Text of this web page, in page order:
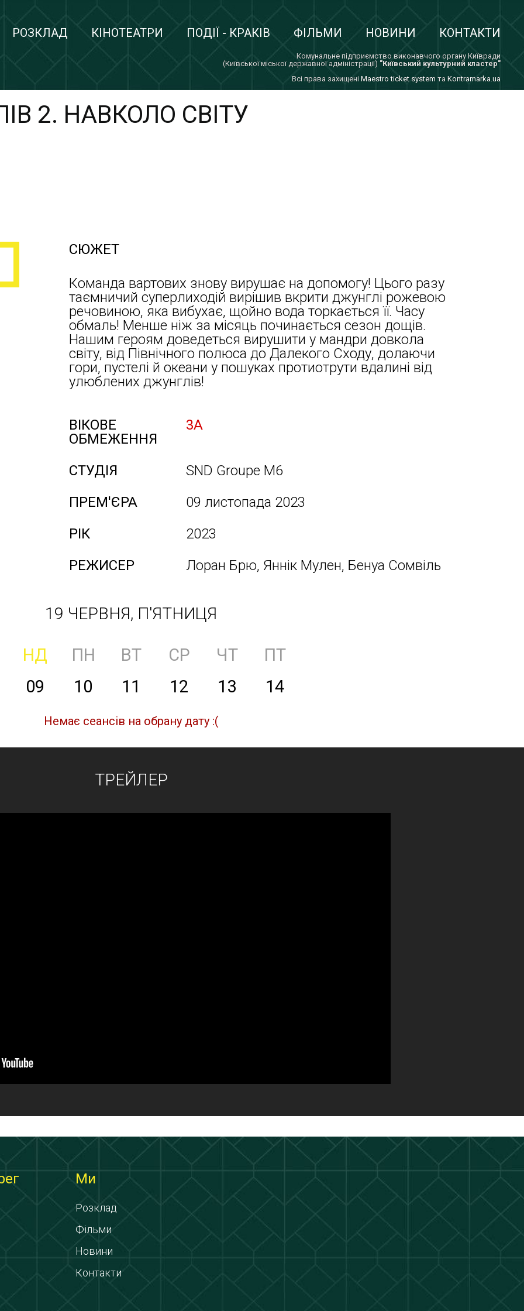
РОЗКЛАД КІНОТЕАТРИ ПОДІЇ - КРАКІВ ФІЛЬМИ НОВИНИ КОНТАКТИ
Комунальне підприємство виконавчого органу Київради
(Київської міської державної адміністрації) "Київський культурний кластер"
Всi права захищенi Maestro ticket system та Kontramarka.ua
2. НАВКОЛО СВІТУ
СЮЖЕТ
Команда вартових знову вирушає на допомогу! Цього разу
таємничий суперлиходій вирішив вкрити джунглі рожевою
речовиною, яка вибухає, щойно вода торкається її. Часу
обмаль! Менше ніж за місяць починається сезон дощів.
Нашим героям доведеться вирушити у мандри довкола
світу, від Північного полюса до Далекого Сходу, долаючи
гори, пустелі й океани у пошуках протиотрути вдалині від
улюблених джунглів!
ВІКОВЕ
ОБМЕЖЕННЯ
3А
СТУДІЯ
SND Groupe M6
ПРЕМ'ЄРА
09 листопада 2023
РІК
2023
РЕЖИСЕР
Лоран Брю, Яннік Мулен, Бенуа Сомвіль
19 ЧЕРВНЯ, П'ЯТНИЦЯ
НД ПН ВТ СР ЧТ
ПТ
09 10 11 12 13 14
Немає сеансів на обрану дату :(
ТРЕЙЛЕР
Ми
Розклад
Фільми
Новини
Контакти